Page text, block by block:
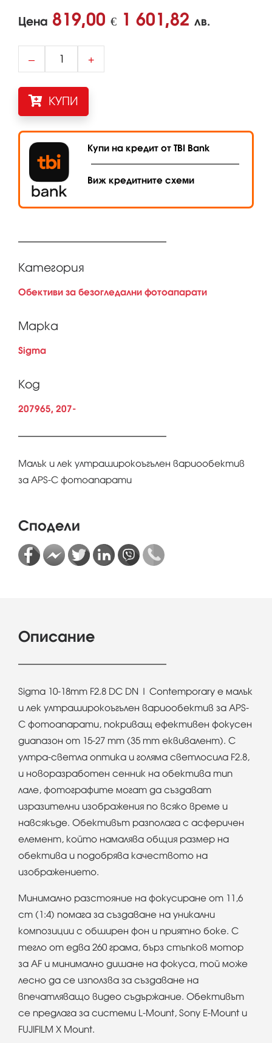
Цена 819,00 € 1 601,82 лв.
– +
КУПИ
Купи на кредит от TBI Bank
Виж кредитните схеми
Категория
Обективи за безогледални фотоапарати
Марка
Sigma
Код
207965, 207-
Малък и лек ултраширокоъгълен вариообектив
за APS-C фотоапарати
Сподели
Описание
Sigma 10-18mm F2.8 DC DN | Contemporary е малък
и лек ултраширокоъгълен вариообектив за APS-
C фотоапарати, покриващ ефективен фокусен
диапазон от 15-27 mm (35 mm еквивалент). С
ултра-светла оптика и голяма светлосила F2.8,
и новоразработен сенник на обектива тип
лале, фотографите могат да създават
изразителни изображения по всяко време и
навсякъде. Обективът разполага с асферичен
елемент, който намалява общия размер на
обектива и подобрява качеството на
изображението.
Минимално разстояние на фокусиране от 11,6
cm (1:4) помага за създаване на уникални
композиции с обширен фон и приятно боке. С
тегло от едва 260 грама, бърз стъпков мотор
за AF и минимално дишане на фокуса, той може
лесно да се използва за създаване на
впечатляващо видео съдържание. Обективът
се предлага за системи L-Mount, Sony E-Mount и
FUJIFILM X Mount.